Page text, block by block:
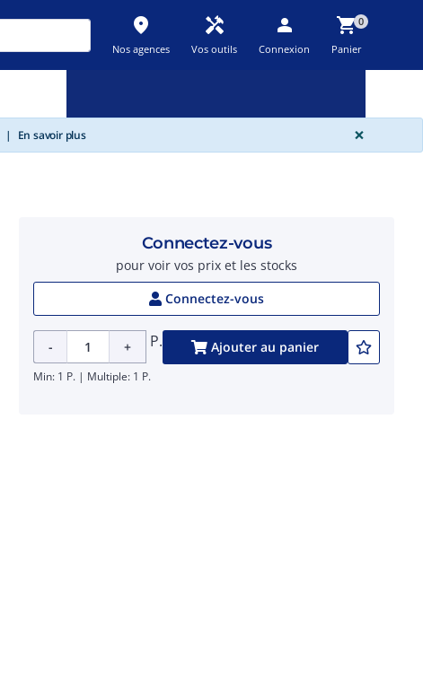
place
Nos agences
handyman
Vos outils
person
Connexion
shopping_cart0
Panier
| En savoir plus ×
Connectez-vous
pour voir vos prix et les stocks
Connectez-vous
- + P. Ajouter au panier
Min: 1 P. | Multiple: 1 P.